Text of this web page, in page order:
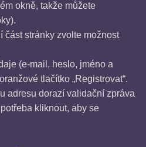
okně, takže můžete
část stránky zvolte možnost
(e-mail, heslo, jméno a
tlačítko „Registrovat“.
adresu dorazí validační zpráva
kliknout, aby se